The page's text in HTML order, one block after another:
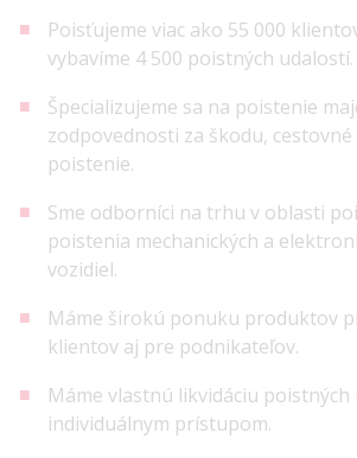
Poisťujeme viac ako 55 000
vybavíme 4 500 poistných udalostí.
Špecializujeme sa na poistenie
zodpovednosti za škodu,
poistenie.
Sme odborníci na trhu v oblasti
poistenia mechanických a
vozidiel.
Máme širokú ponuku produktov
klientov aj pre podnikateľov.
Máme vlastnú likvidáciu poistných
individuálnym prístupom.